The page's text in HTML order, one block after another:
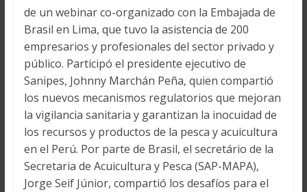
de un webinar co-organizado con la Embajada de
Brasil en Lima, que tuvo la asistencia de 200
empresarios y profesionales del sector privado y
público. Participó el presidente ejecutivo de
Sanipes, Johnny Marchán Peña, quien compartió
los nuevos mecanismos regulatorios que mejoran
la vigilancia sanitaria y garantizan la inocuidad de
los recursos y productos de la pesca y acuicultura
en el Perú. Por parte de Brasil, el secretário de la
Secretaria de Acuicultura y Pesca (SAP-MAPA),
Jorge Seif Júnior, compartió los desafíos para el